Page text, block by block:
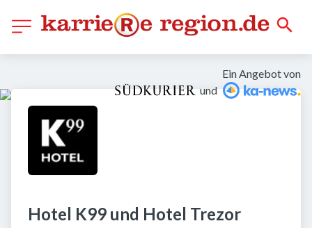
Ein Angebot von
und
Hotel K99 und Hotel Trezor